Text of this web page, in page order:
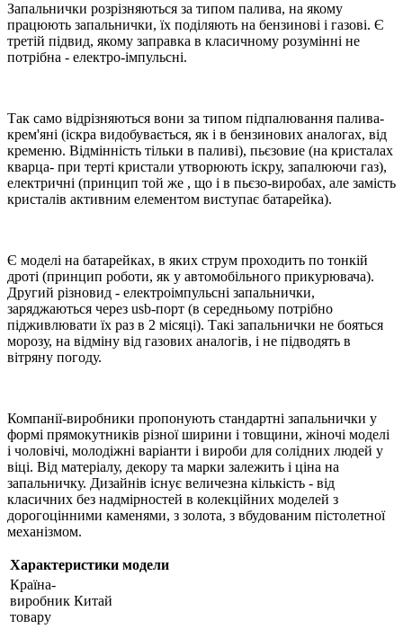
Запальнички розрізняються за типом палива, на якому
працюють запальнички, їх поділяють на бензинові і газові. Є
третій підвид, якому заправка в класичному розумінні не
потрібна - електро-імпульсні.
Так само відрізняються вони за типом підпалювання палива-
крем'яні (іскра видобувається, як і в бензинових аналогах, від
кременю. Відмінність тільки в паливі), пьєзовие (на кристалах
кварца- при терті кристали утворюють іскру, запалюючи газ),
електричні (принцип той же , що і в пьєзо-виробах, але замість
кристалів активним елементом виступає батарейка).
Є моделі на батарейках, в яких струм проходить по тонкій
дроті (принцип роботи, як у автомобільного прикурювача).
Другий різновид - електроімпульсні запальнички,
заряджаються через usb-порт (в середньому потрібно
підживлювати їх раз в 2 місяці). Такі запальнички не бояться
морозу, на відміну від газових аналогів, і не підводять в
вітряну погоду.
Компанії-виробники пропонують стандартні запальнички у
формі прямокутників різної ширини і товщини, жіночі моделі
і чоловічі, молодіжні варіанти і вироби для солідних людей у ​​
віці. Від матеріалу, декору та марки залежить і ціна на
запальничку. Дизайнів існує величезна кількість - від
класичних без надмірностей в колекційних моделей з
дорогоцінними каменями, з золота, з вбудованим пістолетної
механізмом.
Характеристики модели
Країна-
виробник
товару
Китай